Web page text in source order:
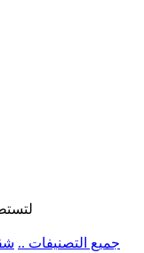
.. جميع التصنيفات ..